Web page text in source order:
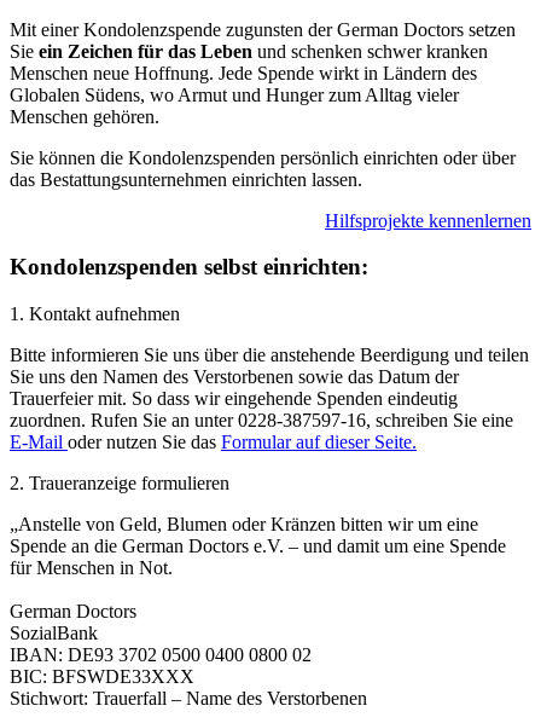
Mit einer Kondolenzspende zugunsten der German Doctors setzen
Sie ein Zeichen für das Leben und schenken schwer kranken
Menschen neue Hoffnung. Jede Spende wirkt in Ländern des
Globalen Südens, wo Armut und Hunger zum Alltag vieler
Menschen gehören.
Sie können die Kondolenzspenden persönlich einrichten oder über
das Bestattungsunternehmen einrichten lassen.
Hilfs­projekte kennenlernen
Kondolenz­spenden selbst einrichten:
1. Kontakt auf­nehmen
Bitte informieren Sie uns über die anstehende Beerdigung und teilen
Sie uns den Namen des Verstorbenen sowie das Datum der
Trauerfeier mit. So dass wir eing­ehende Spenden eindeutig
zuordnen. Rufen Sie an unter 0228-387597-16, schreiben Sie eine
E-Mail oder nutzen Sie das Formular auf dieser Seite.
2. Trauer­anzeige formu­lieren
„Anstelle von Geld, Blumen oder Kränzen bitten wir um eine
Spende an die German Doctors e.V. – und damit um eine Spende
für Menschen in Not.
German Doctors
SozialBank
IBAN: DE93 3702 0500 0400 0800 02
BIC: BFSWDE33XXX
Stichwort: Trauerfall – Name des Verstorbenen